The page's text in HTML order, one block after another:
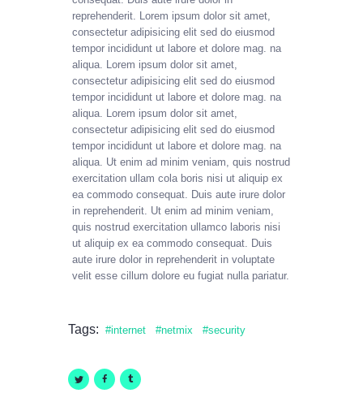
reprehenderit. Lorem ipsum dolor sit amet,
consectetur adipisicing elit sed do eiusmod
tempor incididunt ut labore et dolore mag. na
aliqua. Lorem ipsum dolor sit amet,
consectetur adipisicing elit sed do eiusmod
tempor incididunt ut labore et dolore mag. na
aliqua. Lorem ipsum dolor sit amet,
consectetur adipisicing elit sed do eiusmod
tempor incididunt ut labore et dolore mag. na
aliqua. Ut enim ad minim veniam, quis nostrud
exercitation ullam cola boris nisi ut aliquip ex
ea commodo consequat. Duis aute irure dolor
in reprehenderit. Ut enim ad minim veniam,
quis nostrud exercitation ullamco laboris nisi
ut aliquip ex ea commodo consequat. Duis
aute irure dolor in reprehenderit in voluptate
velit esse cillum dolore eu fugiat nulla pariatur.
Tags: internet netmix security